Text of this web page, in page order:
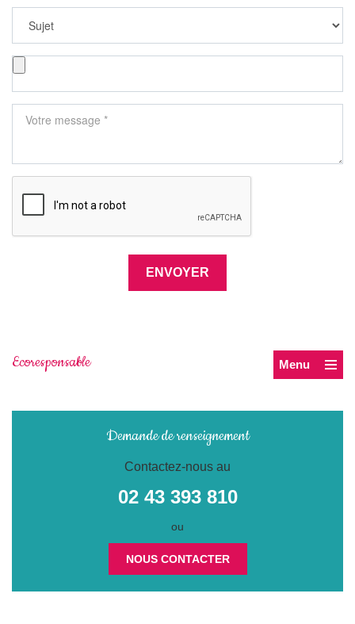
Ecoresponsable Menu
Demande de renseignement
Contactez-nous au
02 43 393 810
ou
NOUS CONTACTER